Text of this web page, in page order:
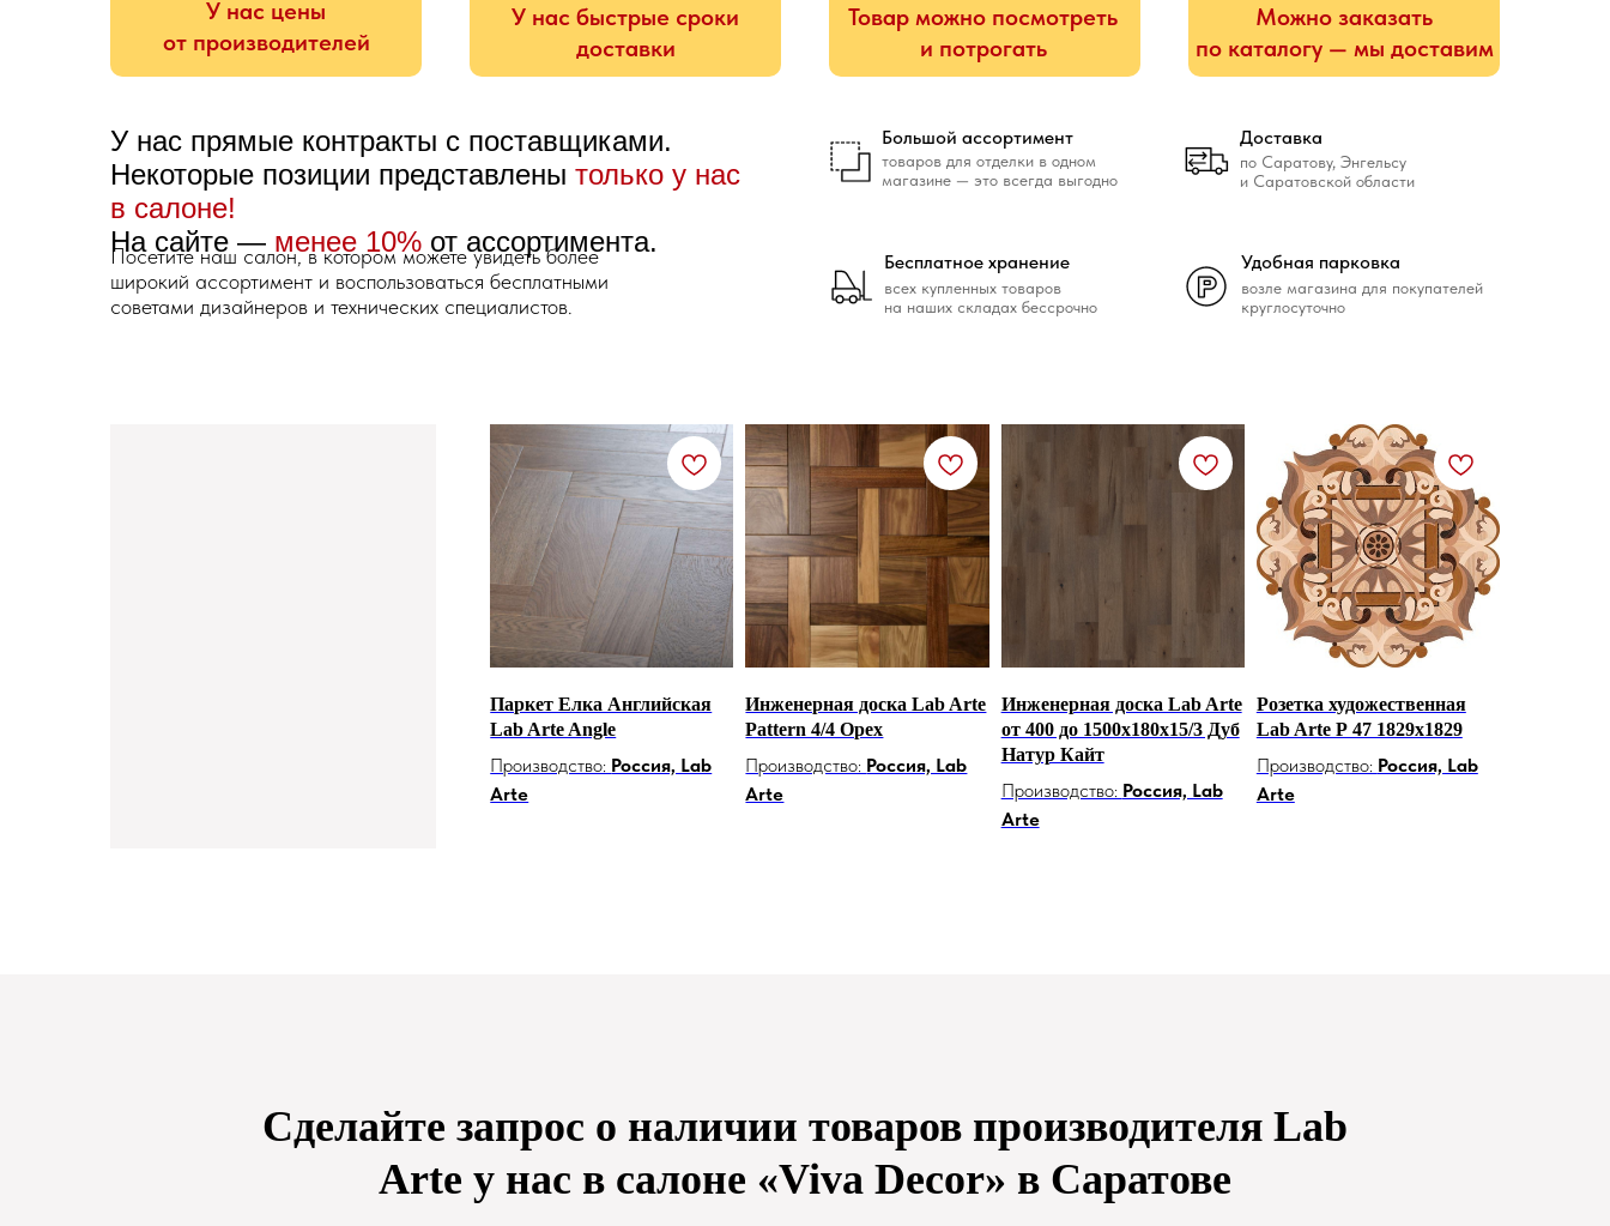
Можно заказать
по каталогу — мы доставим
У нас быстрые сроки
доставки
Товар можно посмотреть
и потрогать
У нас цены
от производителей
возле магазина для покупателей
круглосуточно
Удобная парковка
всех купленных товаров
на наших складах бессрочно
Бесплатное хранение
товаров для отделки в одном
магазине — это всегда выгодно
Большой ассортимент
по Саратову, Энгельсу
и Саратовской области
Доставка
У нас прямые контракты с поставщиками.
Некоторые позиции представлены только у нас
в салоне!
На сайте — менее 10% от ассортимента.
Посетите наш салон, в котором можете увидеть более
широкий ассортимент и воспользоваться бесплатными
советами дизайнеров и технических специалистов.
Паркет Елка Английская
Lab Arte Angle
Производство: Россия, Lab
Arte
Инженерная доска Lab Arte
Pattern 4/4 Орех
Производство: Россия, Lab
Arte
Инженерная доска Lab Arte
от 400 до 1500х180х15/3 Дуб
Натур Кайт
Производство: Россия, Lab
Arte
Розетка художественная
Lab Arte Р 47 1829х1829
Производство: Россия, Lab
Arte
Сделайте запрос о наличии товаров производителя Lab
Arte у нас в салоне «Viva Decor» в Саратове